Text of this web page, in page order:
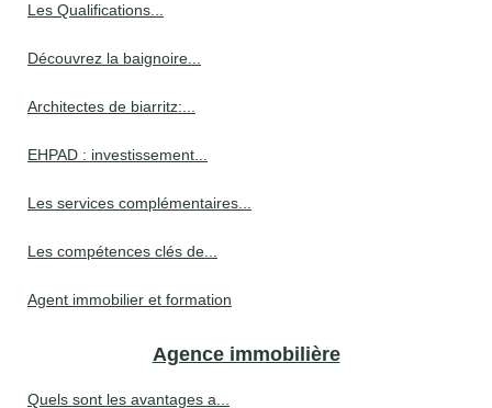
Les Qualifications...
Découvrez la baignoire...
Architectes de biarritz:...
EHPAD : investissement...
Les services complémentaires...
Les compétences clés de...
Agent immobilier et formation
Agence immobilière
Quels sont les avantages a...